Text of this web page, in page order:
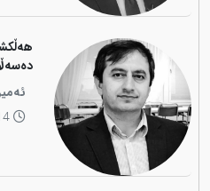
12:14 - 12 گەلاوێژ 2726